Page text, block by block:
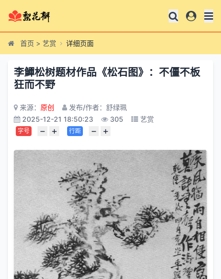
首页 > 艺赏 详细页面
李鱓松树题材作品《松石图》：不僵不板
狂而不野
来源： 原创
发布/作者：舒绿珮
2025-12-21 18:50:23
305 艺赏
字号 − + 行距 − +